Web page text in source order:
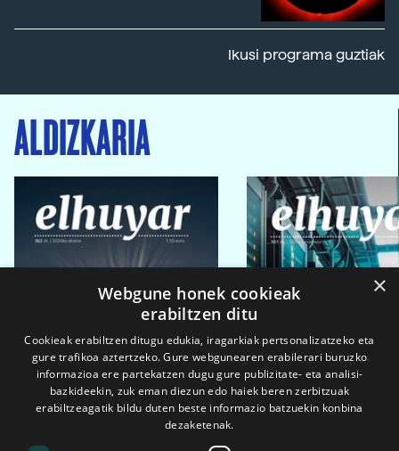
Ikusi programa guztiak
ALDIZKARIA
×
Webgune honek cookieak
erabiltzen ditu
Cookieak erabiltzen ditugu edukia, iragarkiak pertsonalizatzeko eta
gure trafikoa aztertzeko. Gure webgunearen erabilerari buruzko
informazioa ere partekatzen dugu gure publizitate- eta analisi-
bazkideekin, zuk eman diezun edo haiek beren zerbitzuak
erabiltzeagatik bildu duten beste informazio batzuekin konbina
dezaketenak.